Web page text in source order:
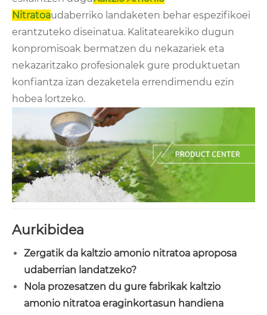
Nitratoaudaberriko landaketen behar espezifikoei
erantzuteko diseinatua. Kalitatearekiko dugun
konpromisoak bermatzen du nekazariek eta
nekazaritzako profesionalek gure produktuetan
konfiantza izan dezaketela errendimendu ezin
hobea lortzeko.
Aurkibidea
Zergatik da kaltzio amonio nitratoa aproposa
udaberrian landatzeko?
Nola prozesatzen du gure fabrikak kaltzio
amonio nitratoa eraginkortasun handiena